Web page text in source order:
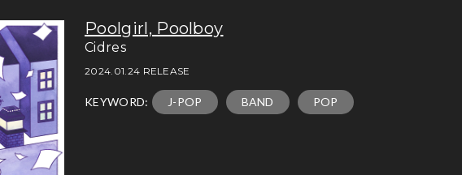
Poolgirl, Poolboy
Cidres
2024.01.24 RELEASE
KEYWORD: J-POP BAND POP